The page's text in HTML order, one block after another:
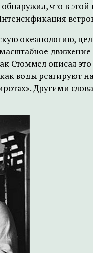
что в
океанологию,
Стоммел описал
воды реагируют
Другими